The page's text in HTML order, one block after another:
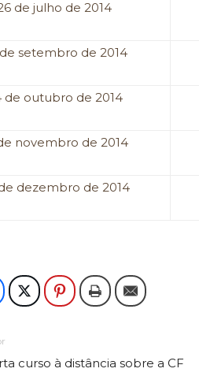
de julho de 2014
setembro de 2014
de outubro de 2014
novembro de 2014
dezembro de 2014
curso à distância sobre a CF